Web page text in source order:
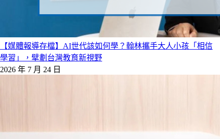
【媒體報導存檔】AI世代該如何學？翰林攜手大人小孩「相信
學習」，擘劃台灣教育新視野
2026 年 7 月 24 日